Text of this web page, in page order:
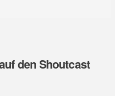
den Shoutcast